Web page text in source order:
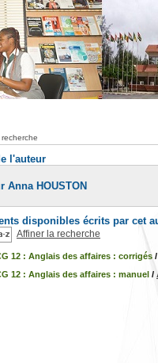
l'auteur
Anna HOUSTON
disponibles écrits par cet
Affiner la recherche
12 : Anglais des affaires : corrigés
12 : Anglais des affaires : manuel /